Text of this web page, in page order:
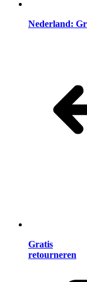
Nederland:
Gratis
retourneren